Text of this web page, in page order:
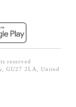
reserved
GU27 2LA, United